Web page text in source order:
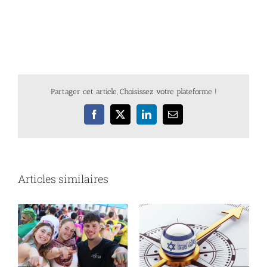
Partager cet article, Choisissez votre plateforme !
Facebook
X LinkedInEmail
Articles similaires